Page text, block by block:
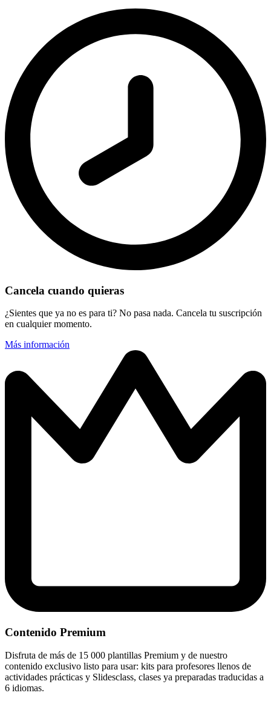
Cancela cuando quieras
¿Sientes que ya no es para ti? No pasa nada. Cancela tu suscripción
en cualquier momento.
Más información
Contenido Premium
Disfruta de más de 15 000 plantillas Premium y de nuestro
contenido exclusivo listo para usar: kits para profesores llenos de
actividades prácticas y Slidesclass, clases ya preparadas traducidas a
6 idiomas.